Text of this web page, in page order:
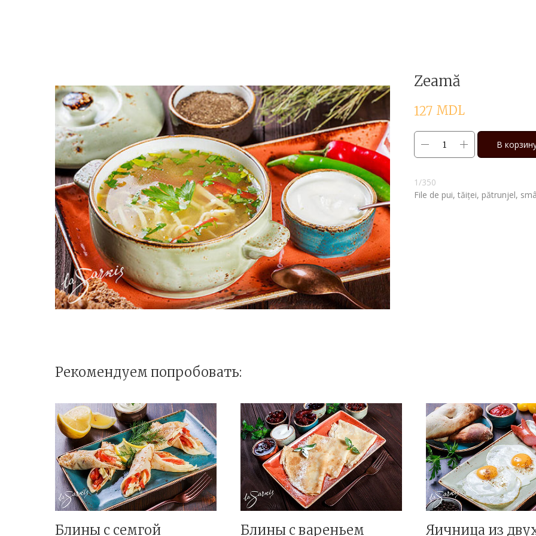
Zeamă
127 MDL
В
1/350
File de pui, tăiței, pătrunjel,
Рекомендуем попробовать:
Блины с семгой Блины с вареньем Яичница из